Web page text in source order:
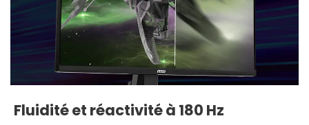
Fluidité et réactivité à 180 Hz